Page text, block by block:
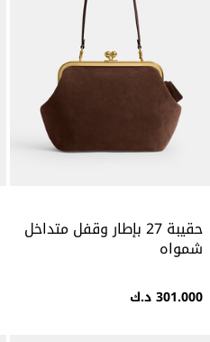
حقيبة 27 بإطار وقفل متداخل
شمواه
301.000 د.ك